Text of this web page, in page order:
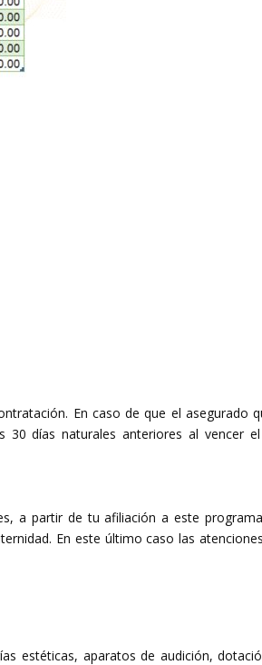
En caso de que el asegurado
30 días naturales anteriores al vencer
a partir de tu afiliación a este
En este último caso las
estéticas, aparatos de audición,